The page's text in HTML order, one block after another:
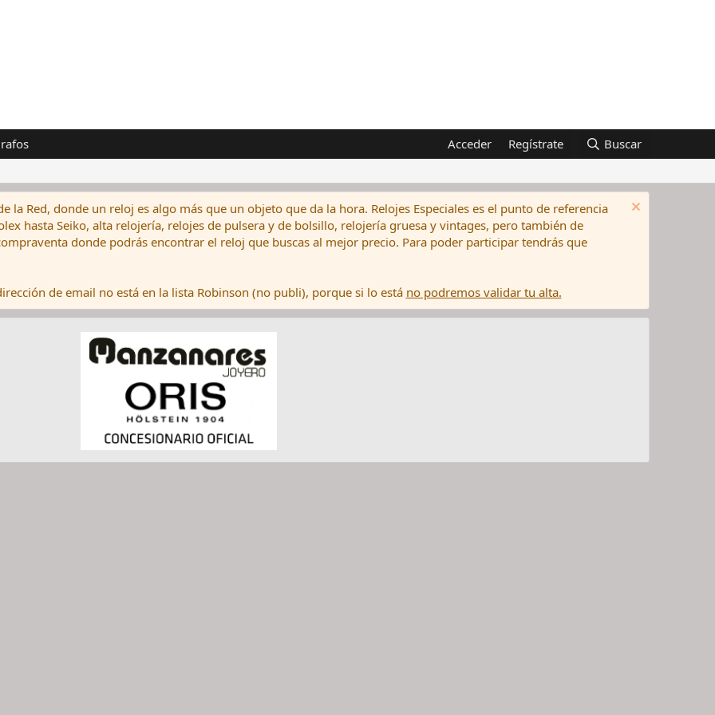
Acceder Regístrate Buscar
la Red, donde un reloj es algo más que un objeto que da la hora. Relojes Especiales es el punto de referencia
hasta Seiko, alta relojería, relojes de pulsera y de bolsillo, relojería gruesa y vintages, pero también de
donde podrás encontrar el reloj que buscas al mejor precio. Para poder participar tendrás que
de email no está en la lista Robinson (no publi), porque si lo está no podremos validar tu alta.